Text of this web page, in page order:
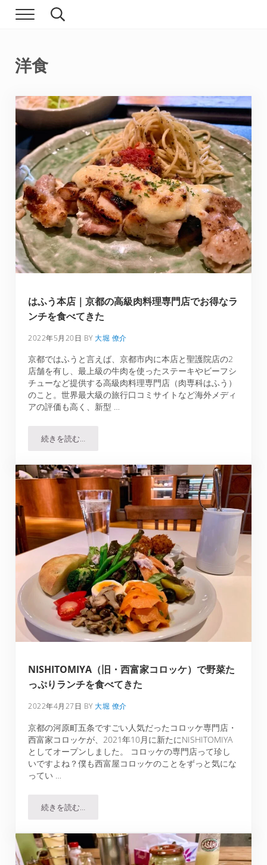
Skip to main content
Skip to header right navigation
Skip to site footer
現実逃避.com
食べ歩き、一人旅…そして時々家族旅行
Menu Search...
洋食
はふう本店｜京都の高級肉料理専門店でお得なラ
ンチを食べてきた
2022年5月20日 BY大堀 僚介
京都ではふうと言えば、京都市内に本店と聖護院店の2
店舗を有し、最上級の牛肉を使ったステーキやビーフシ
チューなど提供する高級肉料理専門店（肉専科はふう）
のこと。世界最大級の旅行口コミサイトなど海外メディ
アの評価も高く、新型 …
続きを読む…はふう本店｜京都の高級肉料理専門店でお得なランチを食
NISHITOMIYA（旧・西富家コロッケ）で野菜た
っぷりランチを食べてきた
2022年4月27日 BY大堀 僚介
京都の河原町五条ですごい人気だったコロッケ専門店・
西富家コロッケが、2021年10月に新たにNISHITOMIYA
としてオープンしました。 コロッケの専門店って珍し
いですよね？僕も西富屋コロッケのことをずっと気にな
ってい …
続きを読む…NISHITOMIYA（旧・西富家コロッケ）で野菜たっぷりラ